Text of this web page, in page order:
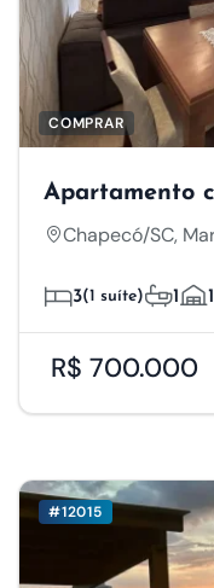
COMPRAR
Apartamento
Chapecó/SC,
3(1 suíte) 1 1
R$ 700.000
#12015